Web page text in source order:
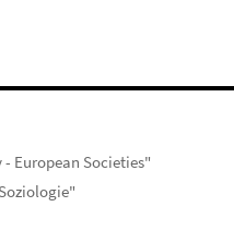
European Societies"